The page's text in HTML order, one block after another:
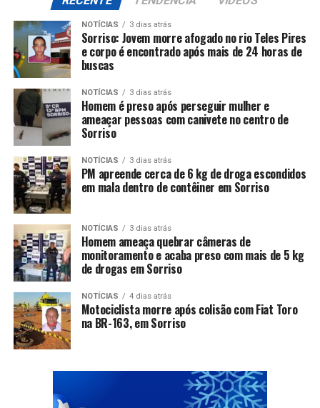
NOTÍCIAS 3 dias atrás
Sorriso: Jovem morre afogado no rio Teles Pires
e corpo é encontrado após mais de 24 horas de
buscas
NOTÍCIAS 3 dias atrás
Homem é preso após perseguir mulher e
ameaçar pessoas com canivete no centro de
Sorriso
NOTÍCIAS 3 dias atrás
PM apreende cerca de 6 kg de droga escondidos
em mala dentro de contêiner em Sorriso
NOTÍCIAS 3 dias atrás
Homem ameaça quebrar câmeras de
monitoramento e acaba preso com mais de 5 kg
de drogas em Sorriso
NOTÍCIAS 4 dias atrás
Motociclista morre após colisão com Fiat Toro
na BR-163, em Sorriso